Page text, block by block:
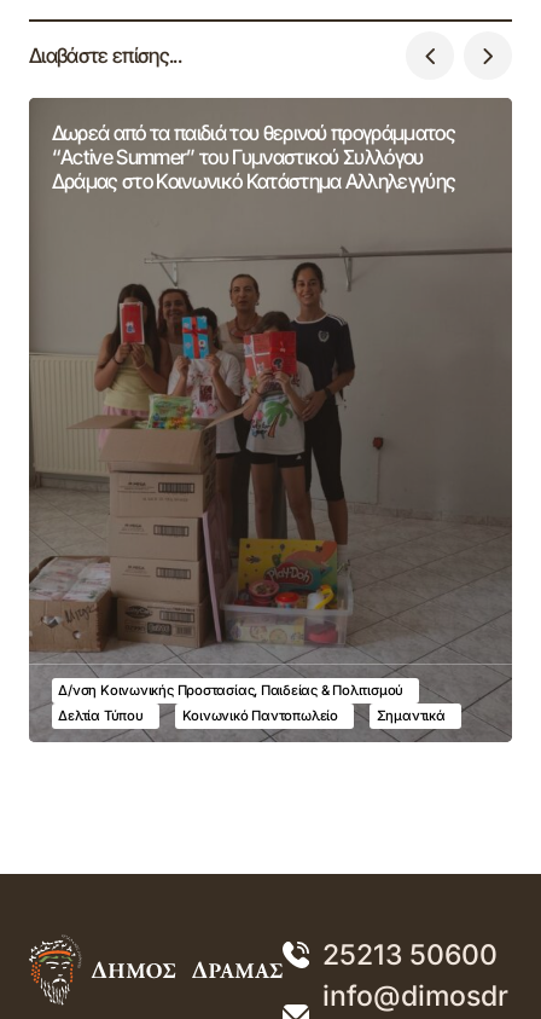
Διαβάστε επίσης...
Δωρεά από τα παιδιά του θερινού προγράμματος
“Active Summer” του Γυμναστικού Συλλόγου
Δράμας στο Κοινωνικό Κατάστημα Αλληλεγγύης
Δ/νση Κοινωνικής Προστασίας, Παιδείας & Πολιτισμού
Δελτία Τύπου
Κοινωνικό Παντοπωλείο Σημαντικά
25213 50600
info@dimosdr